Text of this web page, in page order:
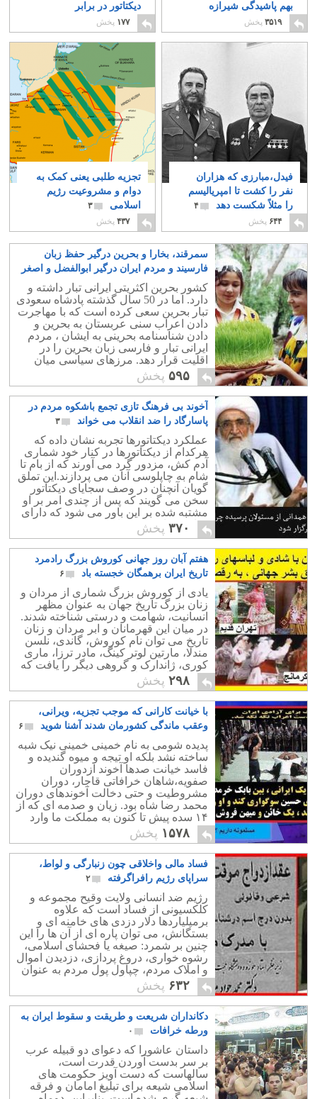
بهم پاشیدگی شیرازه
کشورید
۳۵۱۹ پخش
دیکتاتور در برابر
دانشجویان آزادی خواه
۴
۱۷۷ پخش
فیدل،مبارزی که هزاران
نفر را کشت تا امپریالیسم
را مثلاً شکست دهد
۴
۶۴۴ پخش
تجزیه طلبی یعنی کمک به
دوام و مشروعیت رژیم
اسلامی
۳
۴۳۷ پخش
سمرقند، بخارا و بحرین درگیر حفظ زبان
فارسیند و مردم ایران درگیر ابوالفضل و اصغر
کشور بحرین اکثریتی ایرانی تبار داشته و
دارد. اما در 50 سال گذشته پادشاه سعودی
تبار بحرین سعی کرده است که با مهاجرت
دادن اعراب سنی عربستان به بحرین و
دادن شناسنامه بحرینی به ایشان ، مردم
ایرانی تبار و فارسی زبان بحرین را در
اقلیت قرار دهد. مرزهای سیاسی میان
ازبکستان و تاجیکستان همچنان بر اساس
تقسیمات شوروی است و دو شهر فارسی
زبان سمرقند و بخارا در آتش خشم ازبکها
بشدت در فشارند. مردم ایران در حالی به
کربلا و سامرا و نجف می روند و سالانه
میلیاردها دلار در حلق آخوندهای ایران و
عراق می ریزند که زبان فارسی در
بسیاری از همسایگان مانند ازبکستان
بصورتی تحقیر آمیز و ستیزه جویانه در حال
تخریب است.
۵۹۵ پخش
آخوند بی فرهنگ تازی تجمع باشکوه مردم در
پاسارگاد را ضد انقلاب می خواند
۳
عملکرد دیکتاتورها تجربه نشان داده که
هرکدام از دیکتاتورها در کنار خود شماری
آدم کش، مزدور گرد می آورند که از بام تا
شام به چاپلوسی آنان می پردازند.این تملق
گویان آنچنان در وصف سجایای دیکتاتور
سخن می گویند که پس از چندی امر بر او
مشتبه شده بر این باور می شود که دارای
چنان صفات بارزی است
۳۷۰ پخش
هفتم آبان روز جهانی کوروش بزرگ رادمرد
تاریخ ایران برهمگان خجسته باد
۶
یادی از کوروش بزرگ شماری از مردان و
زنان بزرگ تاریخ جهان به عنوان مظهر
انسانیت، شهامت و درستی شناخته شدند.
در میان این قهرمانان و ابر مردان و زنان
تاریخ می توان نام کوروش، گاندی، نلسن
مندلا، مارتین لوتر کینگ، مادر ترزا، ماری
کوری، ژاندارک و گروهی دیگر را یافت که
مورد ستایش و احترام جهانیانند
۲۹۸ پخش
با خیانت کارانی که موجب تجزیه، ویرانی،
وعقب ماندگی کشورمان شدند آشنا شوید
۶
پدیده شومی به نام خمینی خمینی نیک شبه
ساخته نشد بلکه او تیجه و میوه گندیده و
فاسد خیانت صدها آخوند ازدوران
صفویه،شاهان خرافاتی قاجار، دوران
مشروطیت و حتی دخالت آخوندهای دوران
محمد رضا شاه بود. زیان و صدمه ای که از
۱۴ سده پیش تا کنون به مملکت ما وارد
شده و به جای پیش روی عقب نشینی
کرده ایم،
۱۵۷۸ پخش
فساد مالی واخلاقی چون زنبارگی و لواط،
سراپای رژیم رافراگرفته
۲
رژیم ضد انسانی ولایت وقیح مجموعه و
کلکسیونی از فساد است که علاوه
برمیلیاردها دلار دزدی های خامنه ای و
بستگانش، می توان پاره ای از آن ها را این
چنین بر شمرد: صیغه یا فحشای اسلامی،
رشوه خواری، دروغ پردازی، دزدیدن اموال
و املاک مردم، چپاول پول مردم به عنوان
دریافت نذورات،و لواط و تجاوز جنسی
بیکدیگر.
۶۳۲ پخش
دکانداران شریعت و طریقت و سقوط ایران به
ورطه خرافات
۰
داستان عاشورا که دعوای دو قبیله عرب
بر سر بدست آوردن قدرت است،
سالهاست که دست آویز حکومت های
اسلامی شیعه برای تبلیغ امامان و فرقه